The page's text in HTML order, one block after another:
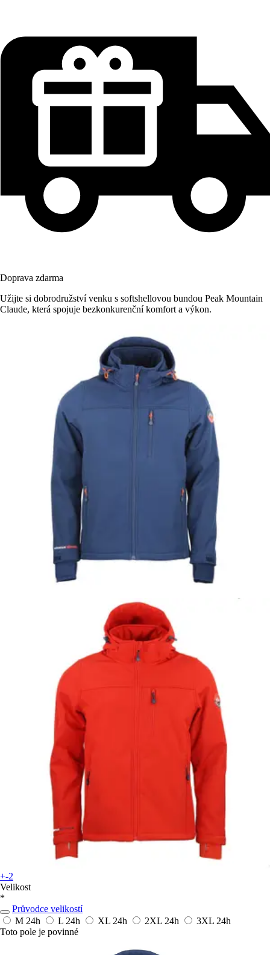
Doprava zdarma
Užijte si dobrodružství venku s softshellovou bundou Peak Mountain
Claude, která spojuje bezkonkurenční komfort a výkon.
+-2
Velikost
*
Průvodce velikostí
M 24h L 24h XL 24h 2XL 24h 3XL 24h
Toto pole je povinné